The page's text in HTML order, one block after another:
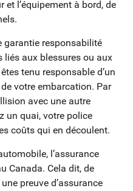
l’équipement à bord, de
garantie responsabilité
aux blessures ou aux
tenu responsable d’un
votre embarcation. Par
avec une autre
un quai, votre police
coûts qui en découlent.
l’assurance
Canada. Cela dit, de
preuve d’assurance